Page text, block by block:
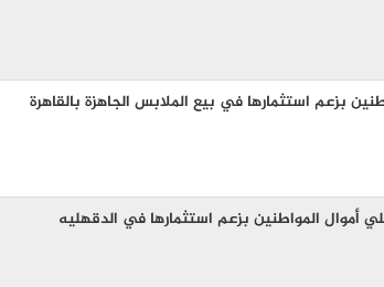
استثمارها في بيع الملابس الجاهزة بالقاهرة
أموال المواطنين بزعم استثمارها في الدقهليه